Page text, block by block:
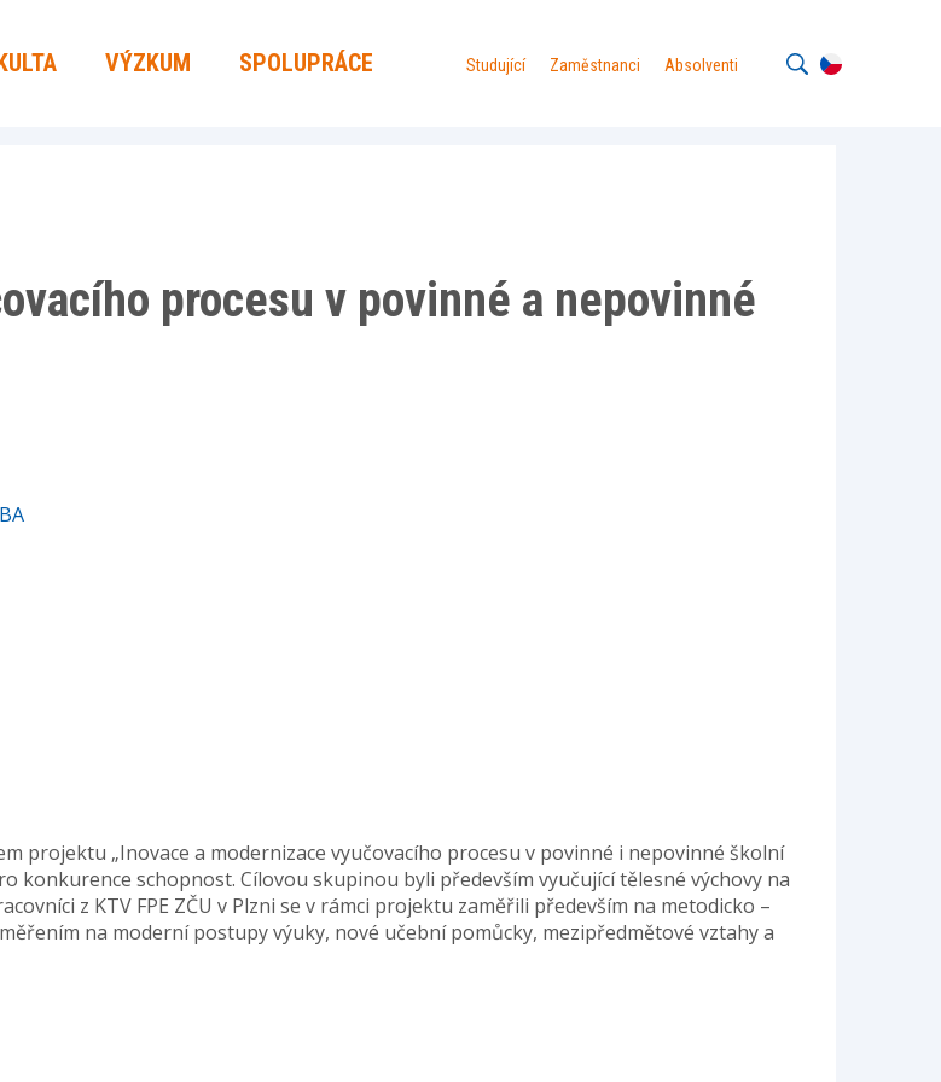
VÝZKUM SPOLUPRÁCE Studující Zaměstnanci Absolventi
procesu v povinné a nepovinné
projektu „Inovace a modernizace vyučovacího procesu v povinné i nepovinné školní
konkurence schopnost. Cílovou skupinou byli především vyučující tělesné výchovy na
z KTV FPE ZČU v Plzni se v rámci projektu zaměřili především na metodicko –
na moderní postupy výuky, nové učební pomůcky, mezipředmětové vztahy a